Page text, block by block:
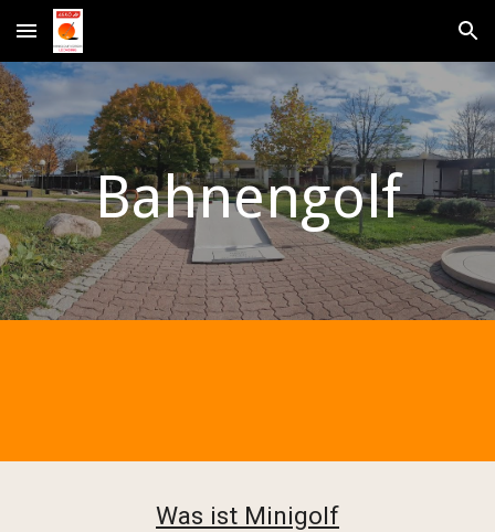
Skip to main content Skip to navigation
Bahnengolf
Was ist Minigolf